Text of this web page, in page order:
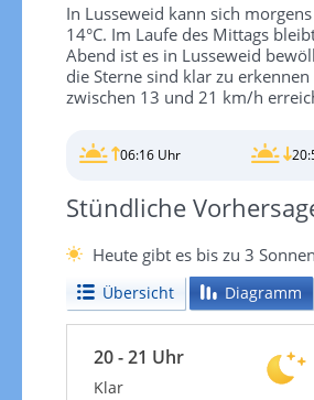
In Lusseweid kann sich
14°C. Im Laufe des Mittags
Abend ist es in Lusseweid
die Sterne sind klar zu
zwischen 13 und 21 km/h
06:16 Uhr
Stündliche
Heute gibt es bis zu 3
Übersicht Diagramm
20 - 21 Uhr
Klar